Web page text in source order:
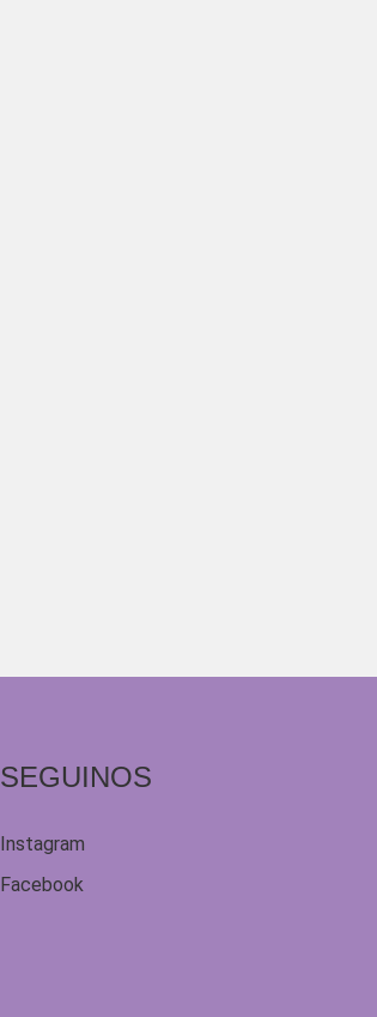
SEGUINOS
Instagram
Facebook